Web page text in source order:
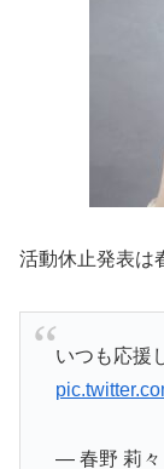
活動休止発表は
いつも応援
— 春野 莉々